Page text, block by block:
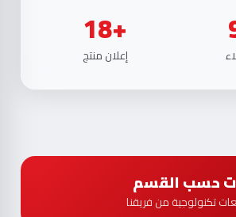
18+
إعلان منتج
حسب القسم
تكنولوجية من فريقنا